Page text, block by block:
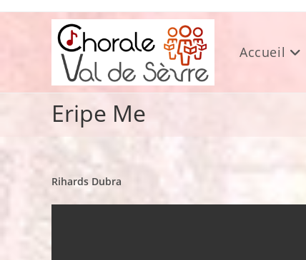
Accueil
Eripe Me
Rihards Dubra